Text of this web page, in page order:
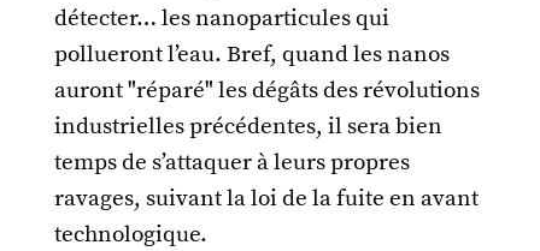
détecter… les nanoparticules qui
pollueront l’eau. Bref, quand les nanos
auront "réparé" les dégâts des révolutions
industrielles précédentes, il sera bien
temps de s’attaquer à leurs propres
ravages, suivant la loi de la fuite en avant
technologique.